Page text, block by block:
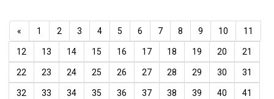
« 1 2 3 4 5 6 7 8 9 10 11
12 13 14 15 16 17 18 19 20 21
22 23 24 25 26 27 28 29 30 31
32 33 34 35 36 37 38 39 40 41